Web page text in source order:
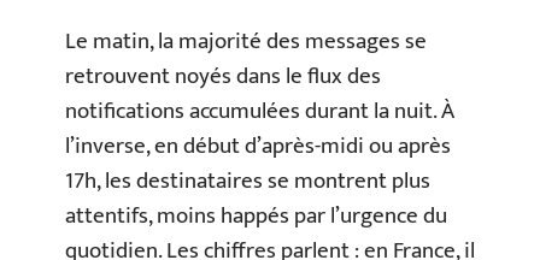
Le matin, la majorité des messages se
retrouvent noyés dans le flux des
notifications accumulées durant la nuit. À
l’inverse, en début d’après-midi ou après
17h, les destinataires se montrent plus
attentifs, moins happés par l’urgence du
quotidien. Les chiffres parlent : en France, il